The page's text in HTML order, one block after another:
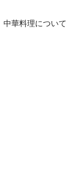
中華料理について